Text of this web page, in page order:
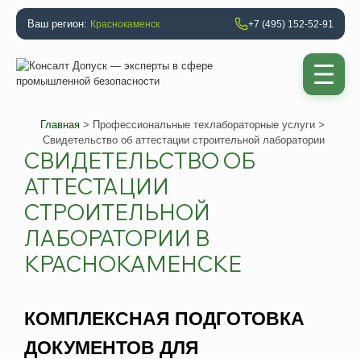
Ваш регион: Краснокаменск +7 (495) 152-52-91
Главная > Профессиональные техлабораторные услуги >
Свидетельство об аттестации строительной лаборатории
СВИДЕТЕЛЬСТВО ОБ
АТТЕСТАЦИИ
СТРОИТЕЛЬНОЙ
ЛАБОРАТОРИИ В
КРАСНОКАМЕНСКЕ
КОМПЛЕКСНАЯ ПОДГОТОВКА
ДОКУМЕНТОВ ДЛЯ